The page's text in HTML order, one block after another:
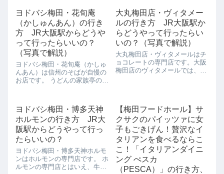
BRUNCH）」の新業態のクレー
プ店です。「ヨーギーズブラン
チ（YORKYS BRU...
ヨドバシ梅田・花旬庵
（かしゅんあん）の行き
方 JR大阪駅からどうや
って行ったらいいの？
（写真で解説）
ヨドバシ梅田・花旬庵（かしゅ
んあん）は信州のそばが自慢の
お店です。 うどんの家族亭の系
そばだけでなく、15時からは森
半の抹茶スイーツや、家族亭の
オリジナルスイーツそばアイス
なども...
大丸梅田店・ヴィタメー
ルの行き方 JR大阪駅か
らどうやって行ったらい
いの？（写真で解説）
大丸梅田店・ヴィタメールはチ
ョコレートの専門店です。大阪
梅田店のヴィタメールでは、
したチョコレートだけあって、
様々な味わいのチョ...
ヨドバシ梅田・博多天神
ホルモンの行き方 JR大
阪駅からどうやって行っ
たらいいの？
ヨドバシ梅田・博多天神ホルモ
ンはホルモンの専門店です。 ホ
ルモンの専門店とはいえ、牛肉
【梅田フードホール】サ
クサクのパイッツァに女
子もごきげん！贅沢なイ
タリアンを食べるならこ
こ！「イタリアンダイニ
ング ぺスカ
（PESCA）」の行き方、